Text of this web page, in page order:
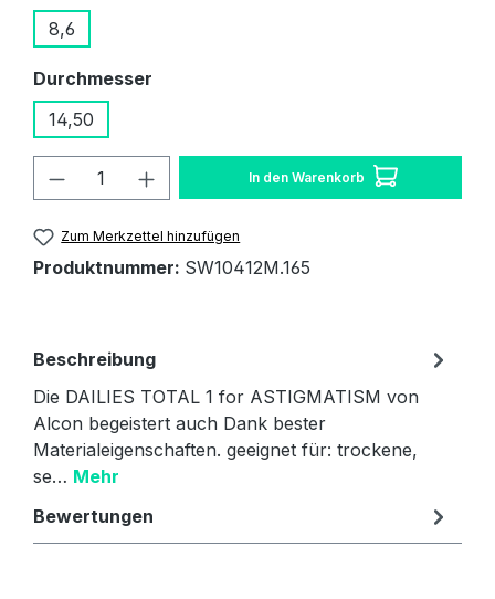
8,6
Durchmesser
14,50
Produkt Anzahl: Gib den
In den Warenkorb
Zum Merkzettel hinzufügen
Produktnummer: SW10412M.165
Beschreibung
Die DAILIES TOTAL 1 for ASTIGMATISM von
Alcon begeistert auch Dank bester
Materialeigenschaften. geeignet für: trockene,
se… Mehr
Bewertungen